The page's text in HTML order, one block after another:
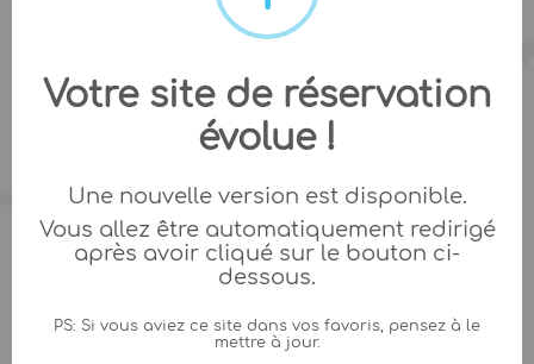
Votre site de réservation
évolue !
Une nouvelle version est disponible.
Vous allez être automatiquement redirigé
après avoir cliqué sur le bouton ci-
dessous.
PS: Si vous aviez ce site dans vos favoris, pensez à le
mettre à jour.